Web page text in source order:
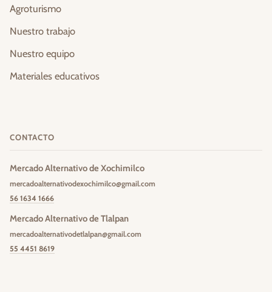
Agroturismo
Nuestro trabajo
Nuestro equipo
Materiales educativos
CONTACTO
Mercado Alternativo de Xochimilco
mercadoalternativodexochimilco@gmail.com
56 1634 1666
Mercado Alternativo de Tlalpan
mercadoalternativodetlalpan@gmail.com
55 4451 8619